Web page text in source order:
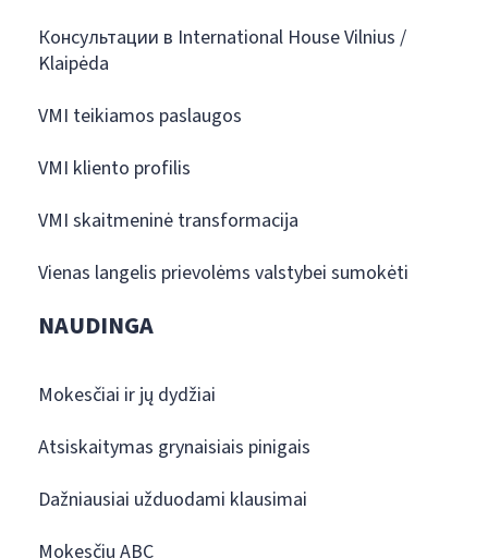
Консультации в International House Vilnius /
Klaipėda
VMI teikiamos paslaugos
VMI kliento profilis
VMI skaitmeninė transformacija
Vienas langelis prievolėms valstybei sumokėti
NAUDINGA
Mokesčiai ir jų dydžiai
Atsiskaitymas grynaisiais pinigais
Dažniausiai užduodami klausimai
Mokesčių ABC